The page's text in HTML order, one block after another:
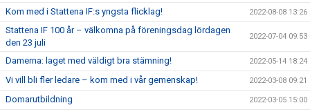
Kom med i Stattena IF:s yngsta flicklag! 2022-08-08 13:26
Stattena IF 100 år – välkomna på föreningsdag lördagen
den 23 juli
2022-07-04 09:53
Damerna: laget med väldigt bra stämning! 2022-05-14 18:24
Vi vill bli fler ledare – kom med i vår gemenskap! 2022-03-08 09:21
Domarutbildning 2022-03-05 15:00